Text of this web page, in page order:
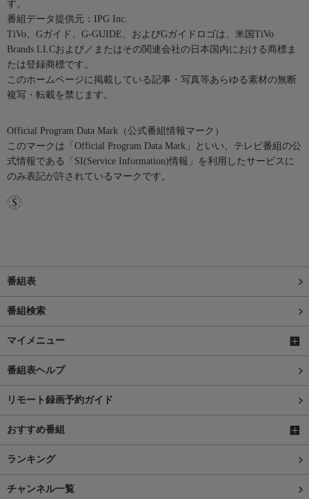
す。
番組データ提供元：IPG Inc.
TiVo、Gガイド、G-GUIDE、およびGガイドロゴは、米国TiVo
Brands LLCおよび／またはその関連会社の日本国内における商標ま
たは登録商標です。
このホームページに掲載している記事・写真等あらゆる素材の無断
複写・転載を禁じます。
Official Program Data Mark（公式番組情報マーク）
このマークは「Official Program Data Mark」といい、テレビ番組の公
式情報である「SI(Service Information)情報」を利用したサービスに
のみ表記が許されているマークです。
番組表
番組検索
マイメニュー
番組表ヘルプ
リモート録画予約ガイド
おすすめ番組
ランキング
チャンネル一覧